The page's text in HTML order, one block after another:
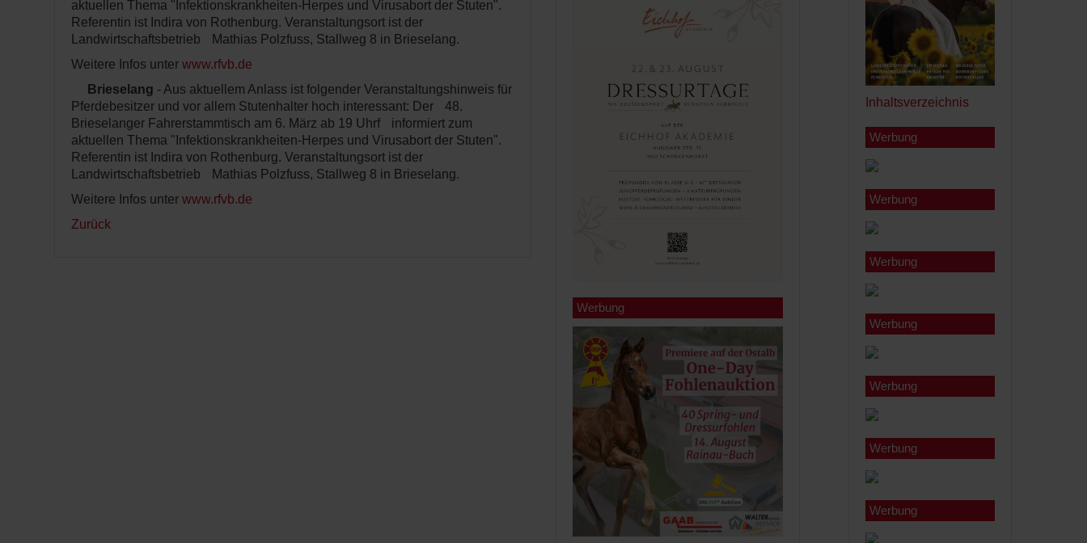
aktuellen Thema "Infektionskrankheiten-Herpes und Virusabort der Stuten".
Referentin ist Indira von Rothenburg. Veranstaltungsort ist der
Landwirtschaftsbetrieb Mathias Polzfuss, Stallweg 8 in Brieselang.
Weitere Infos unter www.rfvb.de
Brieselang - Aus aktuellem Anlass ist folgender Veranstaltungshinweis für
Pferdebesitzer und vor allem Stutenhalter hoch interessant: Der 48.
Brieselanger Fahrerstammtisch am 6. März ab 19 Uhrf informiert zum
aktuellen Thema "Infektionskrankheiten-Herpes und Virusabort der Stuten".
Referentin ist Indira von Rothenburg. Veranstaltungsort ist der
Landwirtschaftsbetrieb Mathias Polzfuss, Stallweg 8 in Brieselang.
Weitere Infos unter www.rfvb.de
Zurück
Werbung
Inhaltsverzeichnis
Werbung
Werbung
Werbung
Werbung
Werbung
Werbung
Werbung